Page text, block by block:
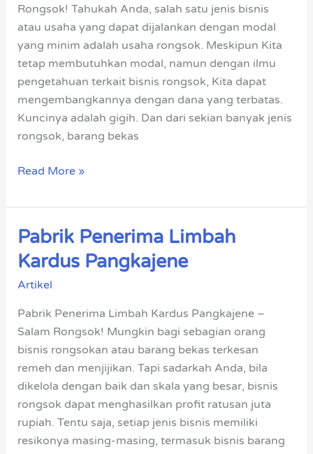
Rongsok! Tahukah Anda, salah satu jenis bisnis
atau usaha yang dapat dijalankan dengan modal
yang minim adalah usaha rongsok. Meskipun Kita
tetap membutuhkan modal, namun dengan ilmu
pengetahuan terkait bisnis rongsok, Kita dapat
mengembangkannya dengan dana yang terbatas.
Kuncinya adalah gigih. Dan dari sekian banyak jenis
rongsok, barang bekas
Read More »
Pabrik Penerima Limbah
Kardus Pangkajene
Artikel
Pabrik Penerima Limbah Kardus Pangkajene –
Salam Rongsok! Mungkin bagi sebagian orang
bisnis rongsokan atau barang bekas terkesan
remeh dan menjijikan. Tapi sadarkah Anda, bila
dikelola dengan baik dan skala yang besar, bisnis
rongsok dapat menghasilkan profit ratusan juta
rupiah. Tentu saja, setiap jenis bisnis memiliki
resikonya masing-masing, termasuk bisnis barang
Pabrik
Penerima
Limbah
Kardus